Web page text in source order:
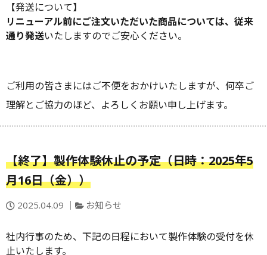
【発送について】
リニューアル前にご注文いただいた商品については、従来
通り発送いたしますのでご安心ください。
ご利用の皆さまにはご不便をおかけいたしますが、何卒ご
理解とご協力のほど、よろしくお願い申し上げます。
【終了】製作体験休止の予定（日時：2025年5
月16日（金））
投
日：
2025.04.09
カ
ゴ
リ
お知らせ
社内行事のため、下記の日程において製作体験の受付を休
止いたします。